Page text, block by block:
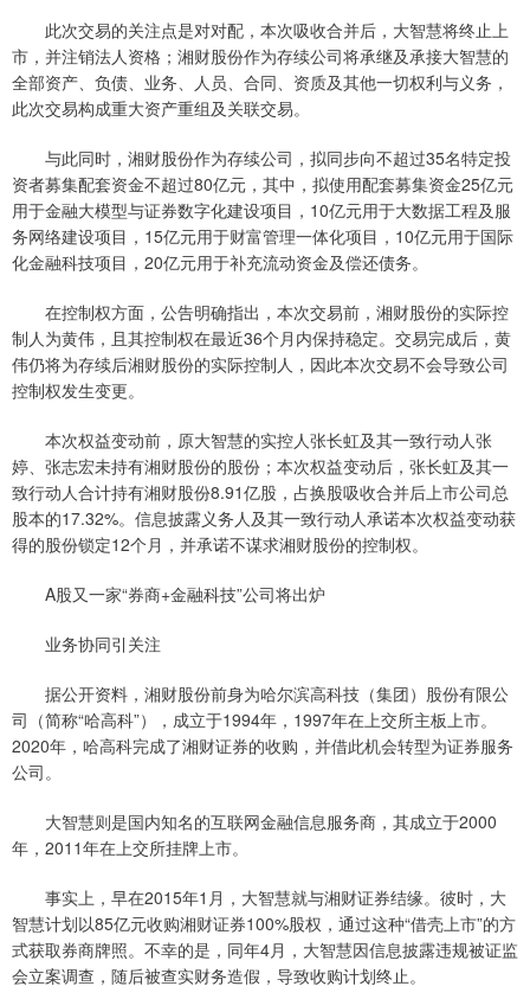
此次交易的关注点是对对配，本次吸收合并后，大智慧将终止上
市，并注销法人资格；湘财股份作为存续公司将承继及承接大智慧的
全部资产、负债、业务、人员、合同、资质及其他一切权利与义务，
此次交易构成重大资产重组及关联交易。
与此同时，湘财股份作为存续公司，拟同步向不超过35名特定投
资者募集配套资金不超过80亿元，其中，拟使用配套募集资金25亿元
用于金融大模型与证券数字化建设项目，10亿元用于大数据工程及服
务网络建设项目，15亿元用于财富管理一体化项目，10亿元用于国际
化金融科技项目，20亿元用于补充流动资金及偿还债务。
在控制权方面，公告明确指出，本次交易前，湘财股份的实际控
制人为黄伟，且其控制权在最近36个月内保持稳定。交易完成后，黄
伟仍将为存续后湘财股份的实际控制人，因此本次交易不会导致公司
控制权发生变更。
本次权益变动前，原大智慧的实控人张长虹及其一致行动人张
婷、张志宏未持有湘财股份的股份；本次权益变动后，张长虹及其一
致行动人合计持有湘财股份8.91亿股，占换股吸收合并后上市公司总
股本的17.32%。信息披露义务人及其一致行动人承诺本次权益变动获
得的股份锁定12个月，并承诺不谋求湘财股份的控制权。
A股又一家“券商+金融科技”公司将出炉
业务协同引关注
据公开资料，湘财股份前身为哈尔滨高科技（集团）股份有限公
司（简称“哈高科”），成立于1994年，1997年在上交所主板上市。
2020年，哈高科完成了湘财证券的收购，并借此机会转型为证券服务
公司。
大智慧则是国内知名的互联网金融信息服务商，其成立于2000
年，2011年在上交所挂牌上市。
事实上，早在2015年1月，大智慧就与湘财证券结缘。彼时，大
智慧计划以85亿元收购湘财证券100%股权，通过这种“借壳上市”的方
式获取券商牌照。不幸的是，同年4月，大智慧因信息披露违规被证监
会立案调查，随后被查实财务造假，导致收购计划终止。